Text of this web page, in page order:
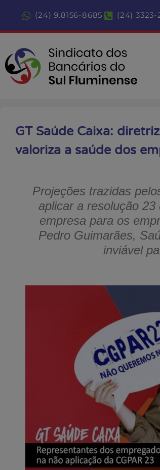
(24) 9.8156-8685 (24)
GT Saúde Caixa:
valoriza a saúde dos
Projeções trazidas
aplicar a resolução
empresa para os
Pedro Guimarães,
inviável